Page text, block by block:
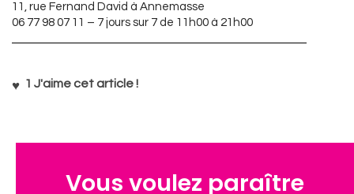
11, rue Fernand David à Annemasse
06 77 98 07 11 – 7 jours sur 7 de 11h00 à 21h00
1 J'aime cet article !
Vous voulez paraître